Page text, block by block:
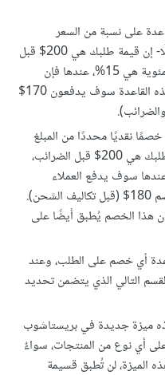
على نسبة من السعر
الإجمالي للطلب، لنقل -مثلًا- إن قيمة طلبك هي 200$ قبل
الضرائب، وقيمة النسبة المئوية هي 15%، عندها فإن
العملاء المستفيدين من هذه القاعدة سوف يدفعون 170$
نقديًا محددًا من المبلغ
الكلي للطلب، مثلًا: قيمة طلبك هي 200$ قبل الضرائب،
هي 20$، عندها سوف يدفع العملاء
المستفيدون من هذا الخصم 180$ (قبل تكاليف الشحن).
هذا الخصم يُطبق أيضًا على
أي خصم على الطلب، وعند
التالي الذي يتضمن تحديد
ميزة جديدة في بريستاشوب
على أي نوع من المنتجات، سواءٌ
الميزة، لن تُطبق قسيمة